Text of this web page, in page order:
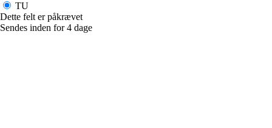
TU
Dette felt er påkrævet
Sendes inden for 4 dage